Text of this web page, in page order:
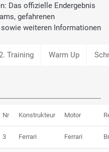
Das offizielle Endergebnis
gefahrenen
weiteren Informationen
Training Warm Up
Nr Konstrukteur Motor
3 Ferrari Ferrari